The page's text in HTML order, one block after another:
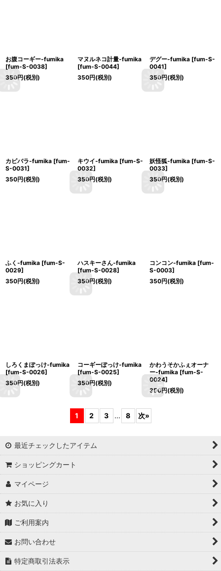
お腹コーギー-fumika
[fum-S-0038]
350円(税別)
マヌルネコ計量-fumika
[fum-S-0044]
350円(税別)
デグー-fumika [fum-S-
0041]
350円(税別)
カピバラ-fumika [fum-
S-0031]
350円(税別)
キウイ-fumika [fum-S-
0032]
350円(税別)
妖怪狐-fumika [fum-S-
0033]
350円(税別)
ふく-fumika [fum-S-
0029]
350円(税別)
ハスキーさん-fumika
[fum-S-0028]
350円(税別)
コンコン-fumika [fum-
S-0003]
350円(税別)
しろくまぽっけ-fumika
[fum-S-0026]
350円(税別)
コーギーぽっけ-fumika
[fum-S-0025]
350円(税別)
かわうそかふぇオーナ
ー-fumika [fum-S-
0024]
350円(税別)
1 2 3 ... 8 次»
最近チェックしたアイテム
ショッピングカート
マイページ
お気に入り
ご利用案内
お問い合わせ
特定商取引法表示